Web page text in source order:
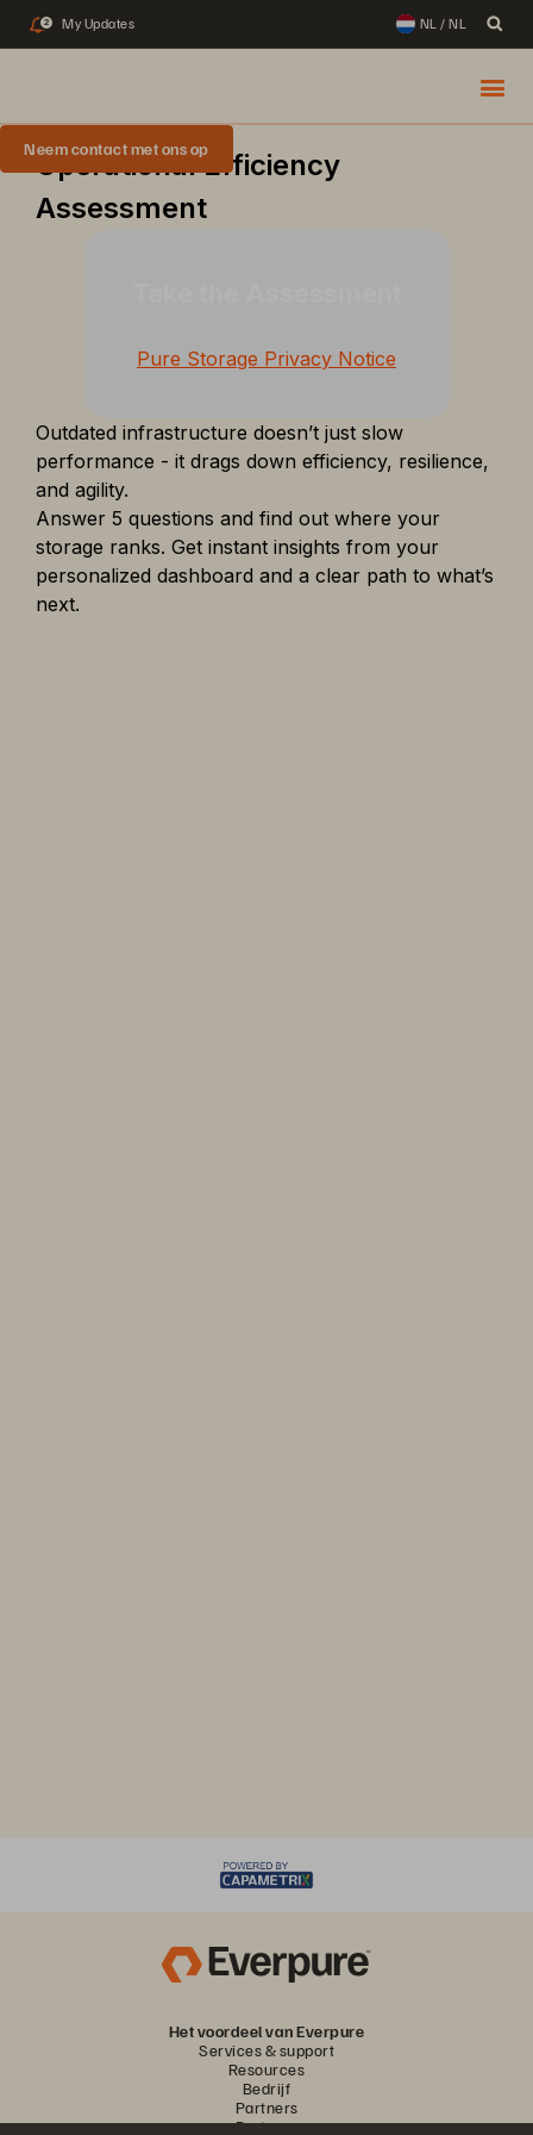
2 My Updates NL / NL
Neem contact met ons op
Het voordeel van Everpure
Services & support
Resources
Bedrijf
Partners
Partners